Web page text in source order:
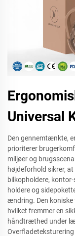
Universal
Den gennemtænkte,
prioriterer
miljøer og
højdeforhold sikrer,
bilkopholdere,
holdere og
ændring. Den koniske
hvilket fremmer en
håndtræthed under